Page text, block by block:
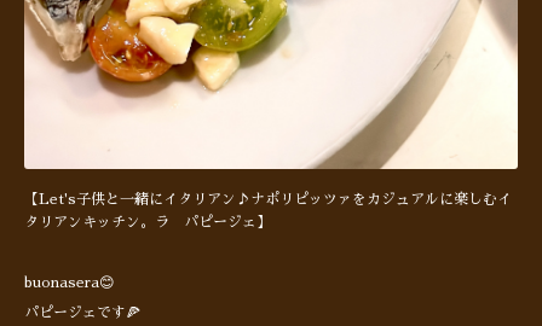
【Let's子供と一緒にイタリアン♪ナポリピッツァをカジュアルに楽しむイ
タリアンキッチン。ラ パピージェ】
buonasera😊
パピージェです🍕